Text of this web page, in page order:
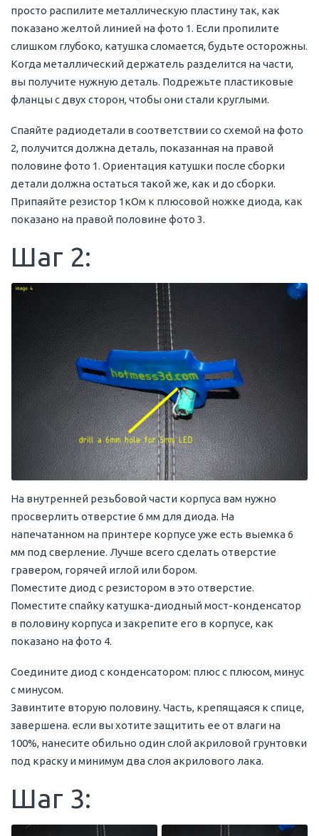
просто распилите металлическую пластину так, как
показано желтой линией на фото 1. Если пропилите
слишком глубоко, катушка сломается, будьте осторожны.
Когда металлический держатель разделится на части,
вы получите нужную деталь. Подрежьте пластиковые
фланцы с двух сторон, чтобы они стали круглыми.
Спаяйте радиодетали в соответствии со схемой на фото
2, получится должна деталь, показанная на правой
половине фото 1. Ориентация катушки после сборки
детали должна остаться такой же, как и до сборки.
Припаяйте резистор 1кОм к плюсовой ножке диода, как
показано на правой половине фото 3.
Шаг 2:
На внутренней резьбовой части корпуса вам нужно
просверлить отверстие 6 мм для диода. На
напечатанном на принтере корпусе уже есть выемка 6
мм под сверление. Лучше всего сделать отверстие
гравером, горячей иглой или бором.
Поместите диод с резистором в это отверстие.
Поместите спайку катушка-диодный мост-конденсатор
в половину корпуса и закрепите его в корпусе, как
показано на фото 4.
Соедините диод с конденсатором: плюс с плюсом, минус
с минусом.
Завинтите вторую половину. Часть, крепящаяся к спице,
завершена. если вы хотите защитить ее от влаги на
100%, нанесите обильно один слой акриловой грунтовки
под краску и минимум два слоя акрилового лака.
Шаг 3: